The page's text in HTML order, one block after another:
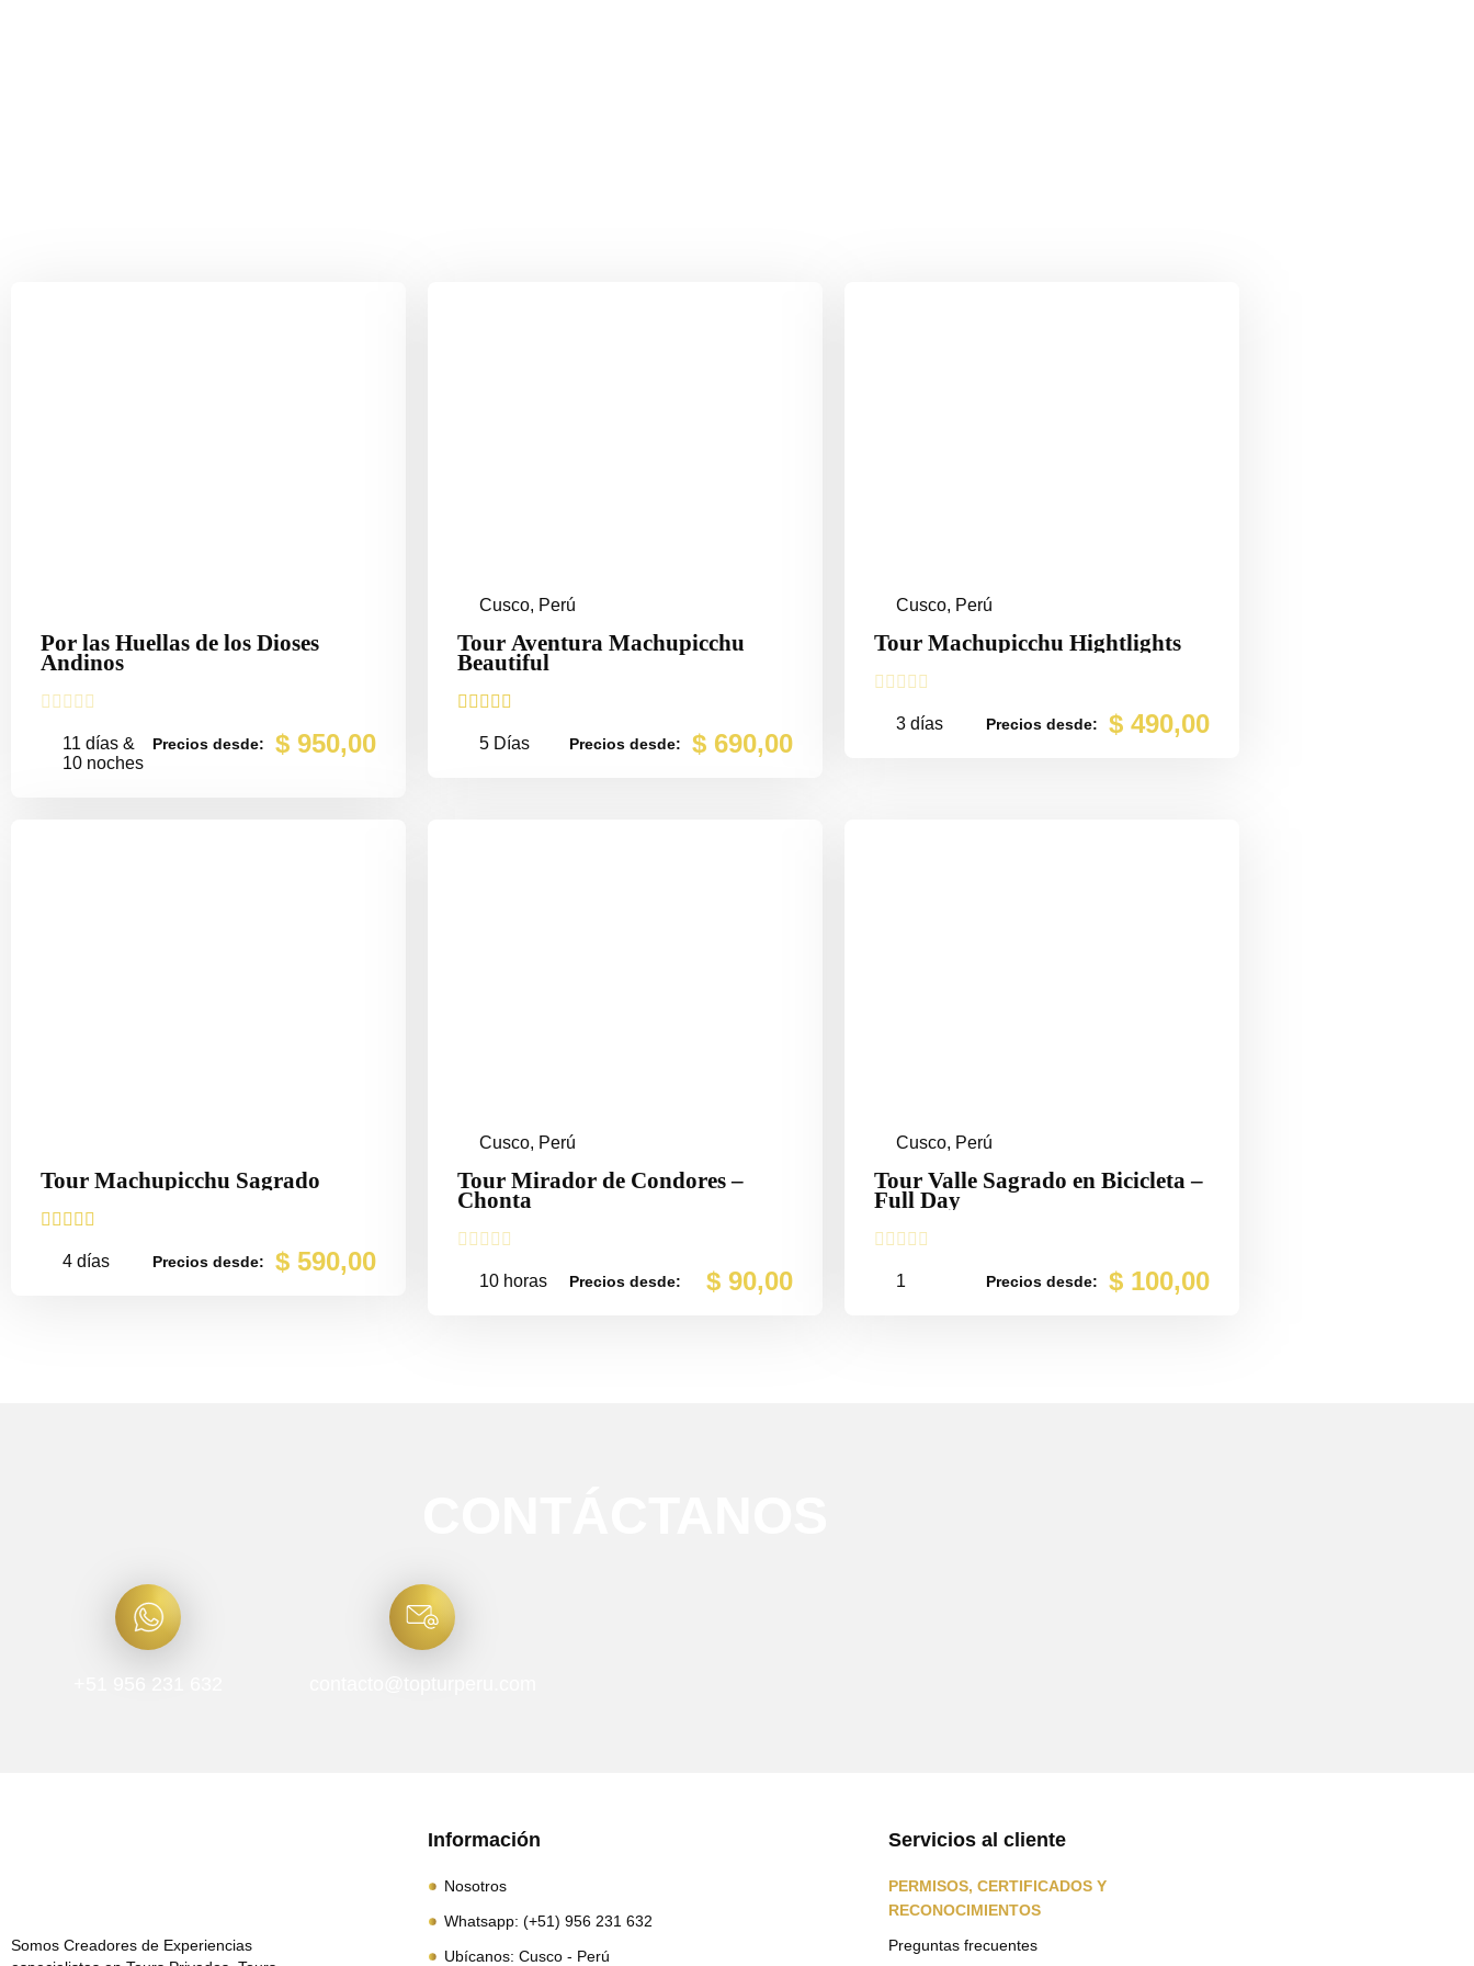
Por las Huellas de los Dioses
Andinos
    
11 días &
10 noches
Precios desde: $950,00
Cusco, Perú
Tour Aventura Machupicchu
Beautiful
    
5 Días Precios desde: $690,00
Cusco, Perú
Tour Machupicchu Hightlights
    
3 días Precios desde: $490,00
Tour Machupicchu Sagrado
    
4 días Precios desde: $590,00
Cusco, Perú
Tour Mirador de Condores –
Chonta
    
10 horas Precios desde: $90,00
Cusco, Perú
Tour Valle Sagrado en Bicicleta –
Full Day
    
1 Precios desde: $100,00
Somos Creadores de Experiencias
Información
Nosotros
Whatsapp: (+51) 956 231 632
Ubícanos: Cusco - Perú
Servicios al cliente
PERMISOS, CERTIFICADOS Y
RECONOCIMIENTOS
Preguntas frecuentes